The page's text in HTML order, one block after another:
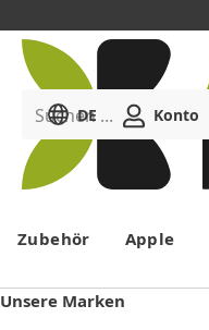
Menü
Suchen ...
DE Konto
Zubehör Apple
Unsere Marken